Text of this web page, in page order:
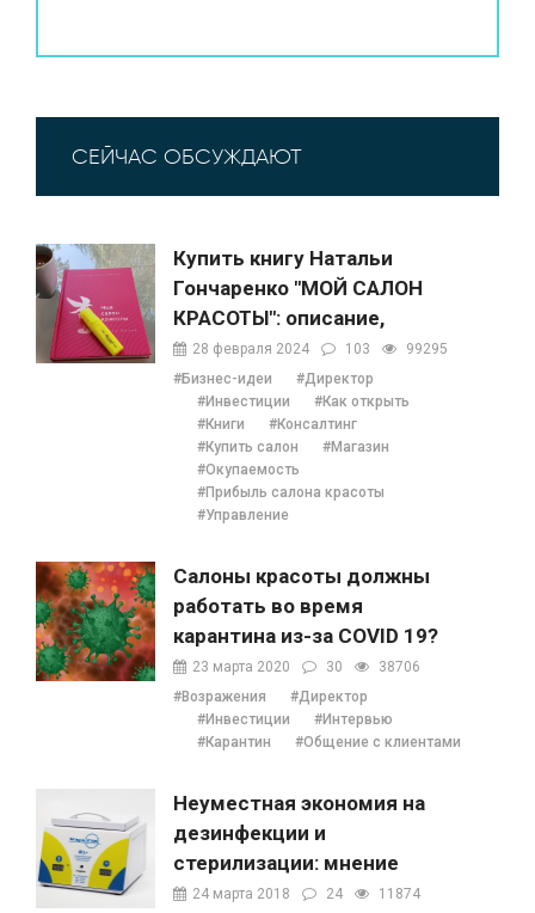
СЕЙЧАС ОБСУЖДАЮТ
Купить книгу Натальи
Гончаренко "МОЙ САЛОН
КРАСОТЫ": описание,
содержание, отзывы,
бонусы и 1 глава
28 февраля 2024 103
99295
#Бизнес-идеи
#Директор
#Инвестиции
#Как открыть
#Книги
#Консалтинг
#Купить салон
#Магазин
#Окупаемость
#Прибыль салона красоты
#Управление
Салоны красоты должны
работать во время
карантина из-за COVID 19?
23 марта 2020 30
38706
#Возражения
#Директор
#Инвестиции
#Интервью
#Карантин
#Общение с клиентами
Неуместная экономия на
дезинфекции и
стерилизации: мнение
Наталии Ушецкой
24 марта 2018 24
11874